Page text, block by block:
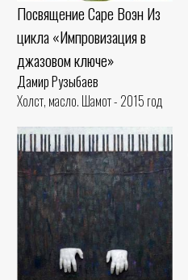
Посвящение Саре Воэн Из
цикла «Импровизация в
джазовом ключе»
Дамир Рузыбаев
Холст, масло. Шамот - 2015 год